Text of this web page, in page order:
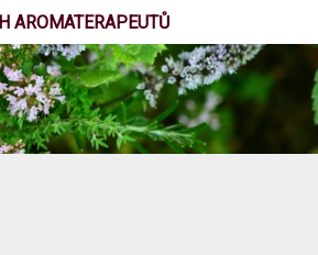
AROMATERAPEUTŮ